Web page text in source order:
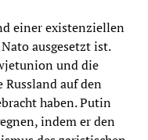
einer existenziellen
ausgesetzt ist.
und die
auf den
haben. Putin
indem er den